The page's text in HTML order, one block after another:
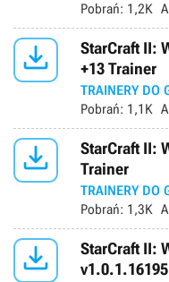
Pobrań: 1,2K

StarCraft II:
+13 Trainer
TRAINERY DO
Pobrań: 1,1K

StarCraft II:
Trainer
TRAINERY DO
Pobrań: 1,3K

StarCraft II: